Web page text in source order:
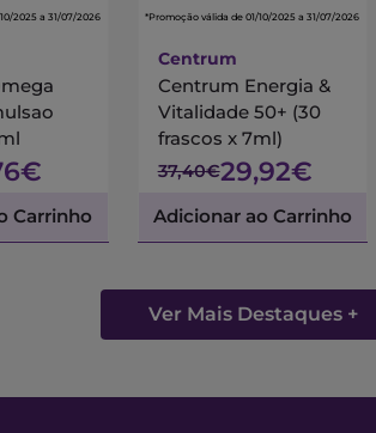
2025 a 31/07/2026
Carrinho
*Promoção válida de 01/10/2025 a 31/07/2026
Centrum
Centrum Energia &
Vitalidade 50+ (30
frascos x 7ml)
37,40€29,92€
Adicionar ao Carrinho
Ver Mais Destaques +